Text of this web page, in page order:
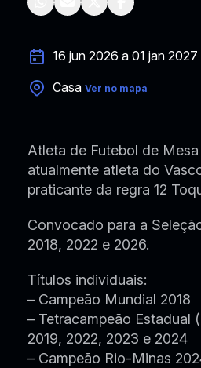
16 jun 2026 a 01 jan 2027
Casa Ver no mapa
Atleta de Futebol de
atualmente atleta do
praticante da regra 12
Convocado para a
2018, 2022 e 2026.
Títulos individuais:
– Campeão Mundial 2018
– Tetracampeão Estadual
2019, 2022, 2023 e 2024
– Campeão Rio-Minas